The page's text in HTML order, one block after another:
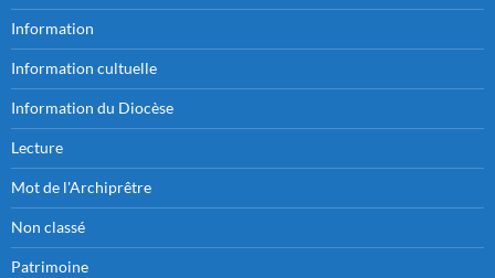
Information
Information cultuelle
Information du Diocèse
Lecture
Mot de l'Archiprêtre
Non classé
Patrimoine